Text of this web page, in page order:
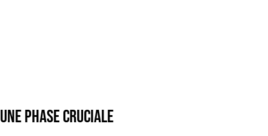
Une phase cruciale